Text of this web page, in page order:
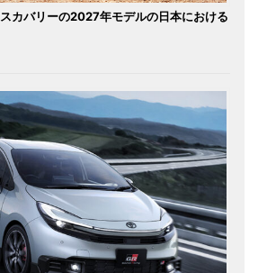
カバリーの2027年モデルの日本における